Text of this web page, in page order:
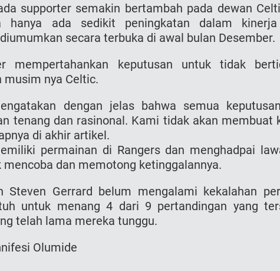
supporter semakin bertambah pada dewan
hanya ada sedikit peningkatan dalam
secara terbuka di awal bulan Desember.
mempertahankan keputusan untuk tidak
nya Celtic.
dengan jelas bahwa semua
tenang dan rasinonal. Kami tidak akan membuat
di akhir artikel.
permainan di Rаngеrs dan menghadpai
dan memotong ketinggalannya.
Steven Gеrrаrd belum mengalami kekalahan
untuk menang 4 dari 9 pertandingan yang
telah lama mereka tunggu.
Olumide